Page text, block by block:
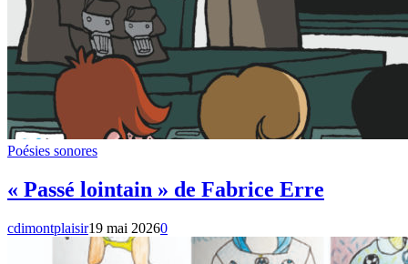
Poésies sonores
« Passé lointain » de Fabrice Erre
cdimontplaisir19 mai 20260